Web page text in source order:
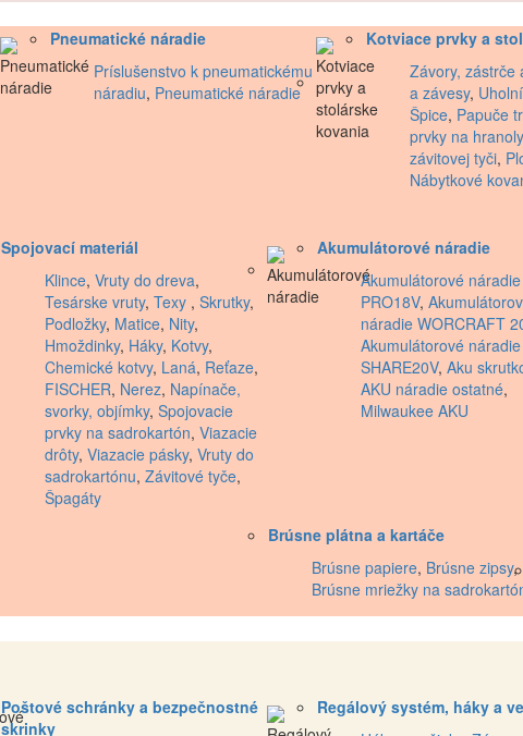
Pneumatické náradie
Príslušenstvo k pneumatickému
náradiu, Pneumatické náradie
Kotviace prvky a
Závory, zástrče
a závesy,
Špice, Papuče
prvky na hranoly
závitovej tyči,
Nábytkové
Spojovací materiál
Klince, Vruty do dreva,
Tesárske vruty, Texy , Skrutky,
Podložky, Matice, Nity,
Hmoždinky, Háky, Kotvy,
Chemické kotvy, Laná, Reťaze,
FISCHER, Nerez, Napínače,
svorky, objímky, Spojovacie
prvky na sadrokartón, Viazacie
drôty, Viazacie pásky, Vruty do
sadrokartónu, Závitové tyče,
Špagáty
Akumulátorové náradie
Akumulátorové
PRO18V,
náradie WORCRAFT
Akumulátorové
SHARE20V, Aku
AKU náradie ostatné,
Milwaukee AKU
Brúsne plátna a kartáče
Brúsne papiere, Brúsne zipsy,
Brúsne mriežky na
Poštové schránky a bezpečnostné
skrinky
Regálový systém, háky a